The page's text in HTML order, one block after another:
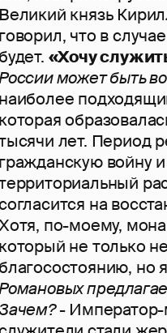
Великий князь
говорил, что в
будет. «Хочу
может быть
наиболее
которая
лет. Период
гражданскую войну
на
по-моему,
который не только
благосостоянию, но
- Император-